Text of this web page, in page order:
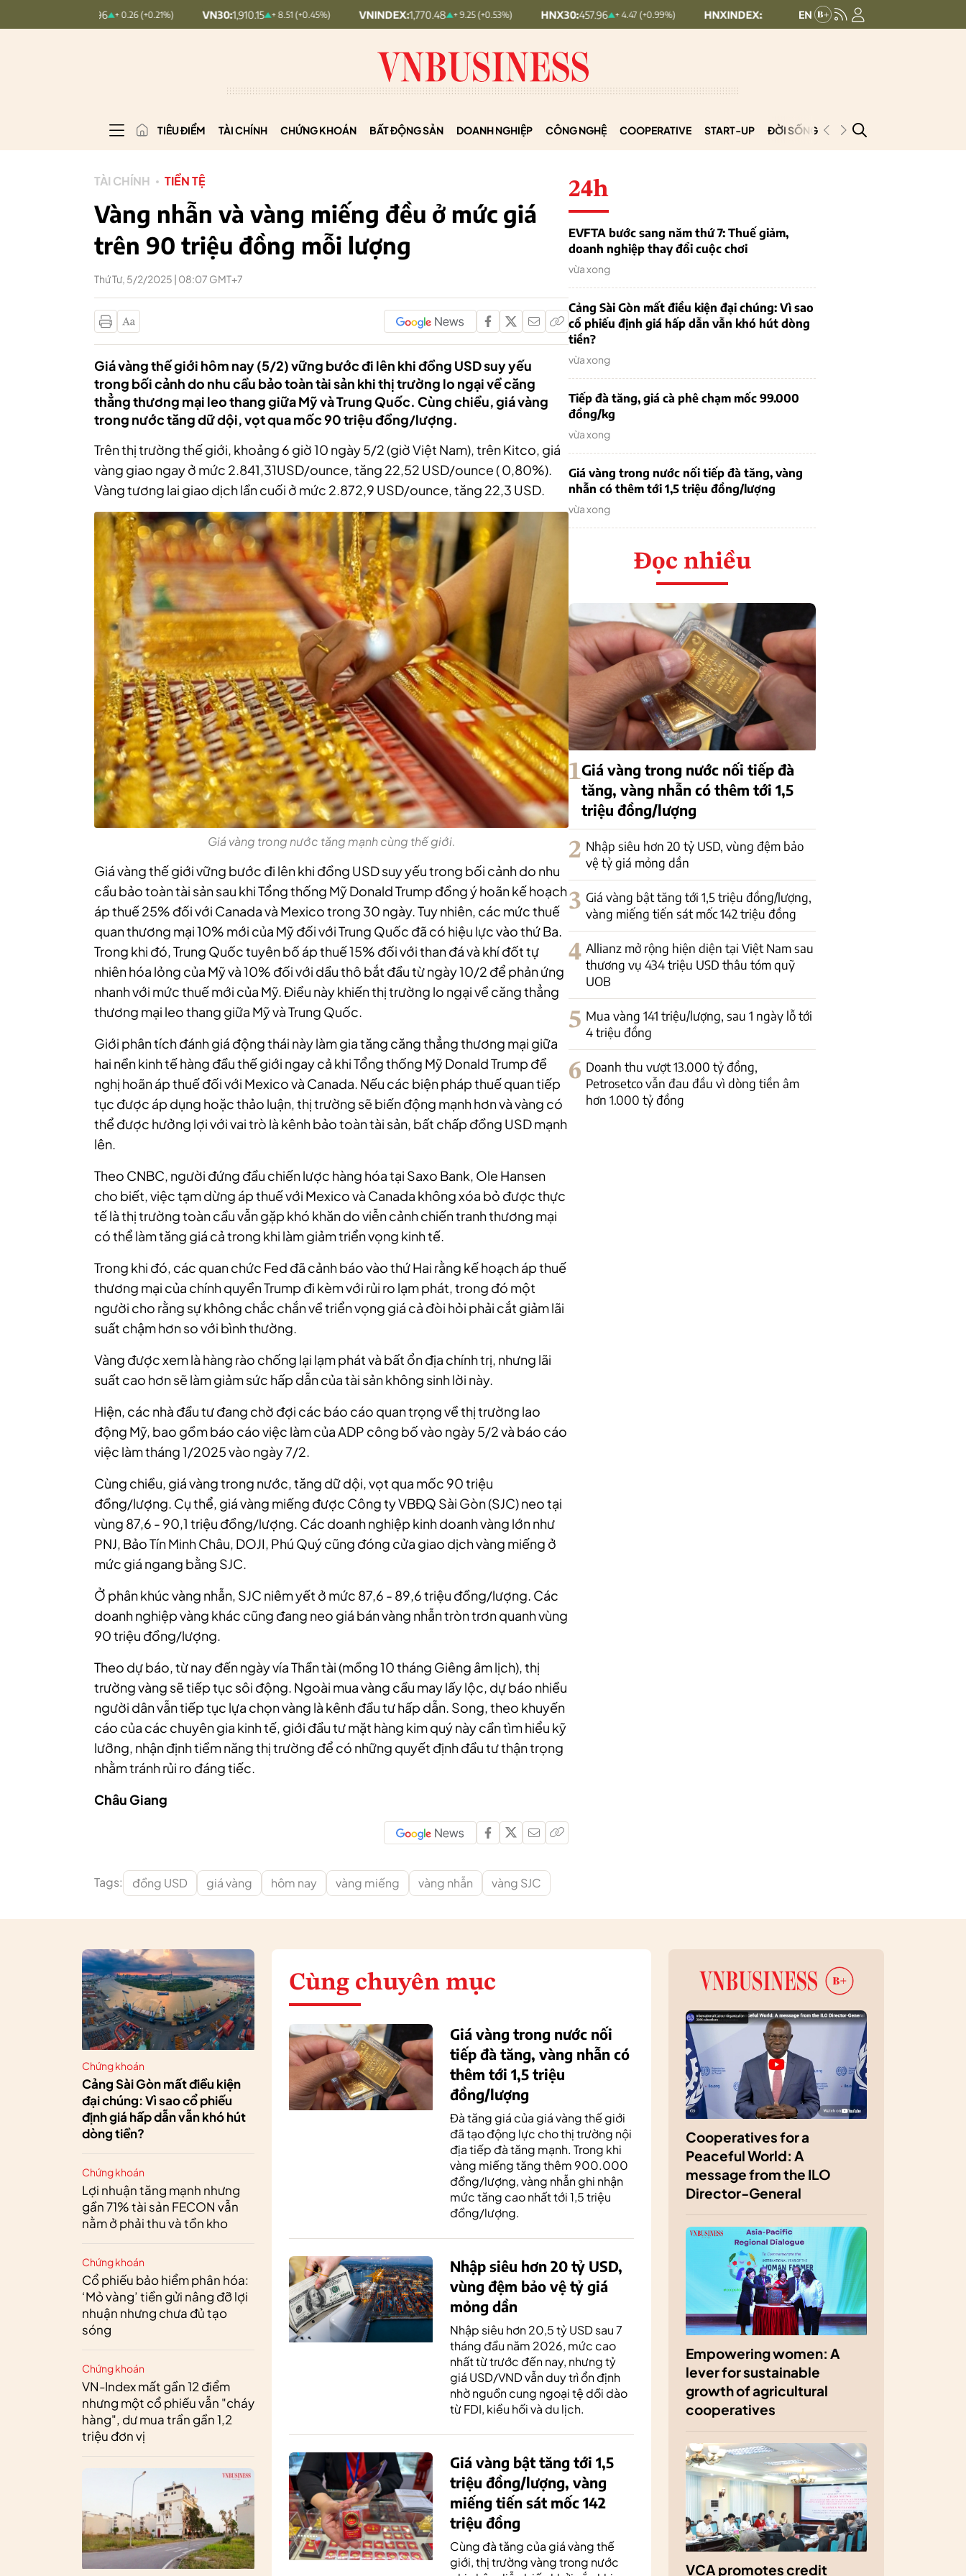
+ 0.26 (+0.21%) VN30:1,910.15 + 8.51 (+0.45%) VNINDEX: 1,770.48 + 9.25 (+0.53%) HNX30:457.96 + 4.47 (+0.99%) HNXINDEX: 292.28 0.91 (0.31%) UPCOMINDEX:
TIÊU ĐIỂM TÀI CHÍNH CHỨNG KHOÁN BẤT ĐỘNG SẢN DOANH NGHIỆP CÔNG NGHỆ COOPERATIVE START-UP ĐỜI SỐNG PODCAST
TÀI CHÍNH TIỀN TỆ
Vàng nhẫn và vàng miếng đều ở mức giá
trên 90 triệu đồng mỗi lượng
Thứ Tư, 5/2/2025 | 08:07 GMT+7
Giá vàng thế giới hôm nay (5/2) vững bước đi lên khi đồng USD suy yếu
trong bối cảnh do nhu cầu bảo toàn tài sản khi thị trường lo ngại về căng
thẳng thương mại leo thang giữa Mỹ và Trung Quốc. Cùng chiều, giá vàng
trong nước tăng dữ dội, vọt qua mốc 90 triệu đồng/lượng.
Trên thị trường thế giới, khoảng 6 giờ 10 ngày 5/2 (giờ Việt Nam), trên‏‏ Kitco, giá
vàng giao ngay ở mức 2.841,31USD/ounce, tăng 22,52 USD/ounce ( 0,80%).
Vàng tương lai giao dịch lần cuối ở mức 2.872,9 USD/ounce, tăng 22,3 USD.
Giá vàng trong nước tăng mạnh cùng thế giới.
Giá vàng thế giới vững bước đi lên khi đồng USD suy yếu trong bối cảnh do nhu
cầu bảo toàn tài sản sau khi Tổng thống Mỹ Donald Trump đồng ý hoãn kế hoạch
áp thuế 25% đối với Canada và Mexico trong 30 ngày.Tuy nhiên, các mức thuế
quan thương mại 10% mới của Mỹ đối với Trung Quốc đã có hiệu lực vào thứ Ba.
Trong khi đó, Trung Quốc tuyên bố áp thuế 15% đối với than đá và khí đốt tự
nhiên hóa lỏng của Mỹ và 10% đối với dầu thô bắt đầu từ ngày 10/2 để phản ứng
nhanh với mức thuế mới của Mỹ. Điều này khiến thị trường lo ngại về căng thẳng
thương mại leo thang giữa Mỹ và Trung Quốc.
Giới phân tích đánh giá động thái này làm gia tăng căng thẳng thương mại giữa
hai nền kinh tế hàng đầu thế giới ngay cả khi Tổng thống Mỹ Donald Trump đề
nghị hoãn áp thuế đối với Mexico và Canada. Nếu các biện pháp thuế quan tiếp
tục được áp dụng hoặc thảo luận, thị trường sẽ biến động mạnh hơn và vàng có
thể được hưởng lợi với vai trò là kênh bảo toàn tài sản, bất chấp đồng USD mạnh
lên.
Theo CNBC, người đứng đầu chiến lược hàng hóa tại Saxo Bank, Ole Hansen
cho biết, việc tạm dừng áp thuế với Mexico và Canada không xóa bỏ được thực
tế là thị trường toàn cầu vẫn gặp khó khăn do viễn cảnh chiến tranh thương mại
có thể làm tăng giá cả trong khi làm giảm triển vọng kinh tế.
Trong khi đó, các quan chức Fed đã cảnh báo vào thứ Hai rằng kế hoạch áp thuế
thương mại của chính quyền Trump đi kèm với rủi ro lạm phát, trong đó một
người cho rằng sự không chắc chắn về triển vọng giá cả đòi hỏi phải cắt giảm lãi
suất chậm hơn so với bình thường.
Vàng được xem là hàng rào chống lại lạm phát và bất ổn địa chính trị, nhưng lãi
suất cao hơn sẽ làm giảm sức hấp dẫn của tài sản không sinh lời này.
Hiện, các nhà đầu tư đang chờ đợi các báo cáo quan trọng về thị trường lao
động Mỹ, bao gồm báo cáo việc làm của ADP công bố vào ngày 5/2 và báo cáo
việc làm tháng 1/2025 vào ngày 7/2.
Cùng chiều, giá vàng trong nước, tăng dữ dội, vọt qua mốc 90 triệu
đồng/lượng. Cụ thể, giá vàng miếng được Công ty VBĐQ Sài Gòn (SJC) neo tại
vùng 87,6 - 90,1 triệu đồng/lượng. Các doanh nghiệp kinh doanh vàng lớn như
PNJ, Bảo Tín Minh Châu, DOJI, Phú Quý cũng đóng cửa giao dịch vàng miếng ở
mức giá ngang bằng SJC.
Ở phân khúc vàng nhẫn, SJC niêm yết ở mức 87,6 - 89,6 triệu đồng/lượng. Các
doanh nghiệp vàng khác cũng đang neo giá bán vàng nhẫn tròn trơn quanh vùng
90 triệu đồng/lượng.
Theo dự báo, từ nay đến ngày vía Thần tài (mồng 10 tháng Giêng âm lịch), thị
trường vàng sẽ tiếp tục sôi động. Ngoài mua vàng cầu may lấy lộc, dự báo nhiều
người dân vẫn tiếp tục lựa chọn vàng là kênh đầu tư hấp dẫn. Song, theo khuyến
cáo của các chuyên gia kinh tế, giới đầu tư mặt hàng kim quý này cần tìm hiểu kỹ
lưỡng, nhận định tiềm năng thị trường để có những quyết định đầu tư thận trọng
nhằm tránh rủi ro đáng tiếc.
Châu Giang
Tags: đồng USD giá vàng hôm nay vàng miếng vàng nhẫn vàng SJC
24h
EVFTA bước sang năm thứ 7: Thuế giảm,
doanh nghiệp thay đổi cuộc chơi
vừa xong
Cảng Sài Gòn mất điều kiện đại chúng: Vì sao
cổ phiếu định giá hấp dẫn vẫn khó hút dòng
tiền?
vừa xong
Tiếp đà tăng, giá cà phê chạm mốc 99.000
đồng/kg
vừa xong
Giá vàng trong nước nối tiếp đà tăng, vàng
nhẫn có thêm tới 1,5 triệu đồng/lượng
vừa xong
Đọc nhiều
1Giá vàng trong nước nối tiếp đà
tăng, vàng nhẫn có thêm tới 1,5
triệu đồng/lượng
2 Nhập siêu hơn 20 tỷ USD, vùng đệm bảo
vệ tỷ giá mỏng dần
3 Giá vàng bật tăng tới 1,5 triệu đồng/lượng,
vàng miếng tiến sát mốc 142 triệu đồng
4 Allianz mở rộng hiện diện tại Việt Nam sau
thương vụ 434 triệu USD thâu tóm quỹ
UOB
5 Mua vàng 141 triệu/lượng, sau 1 ngày lỗ tới
4 triệu đồng
6 Doanh thu vượt 13.000 tỷ đồng,
Petrosetco vẫn đau đầu vì dòng tiền âm
hơn 1.000 tỷ đồng
Chứng khoán
Cảng Sài Gòn mất điều kiện
đại chúng: Vì sao cổ phiếu
định giá hấp dẫn vẫn khó hút
dòng tiền?
Chứng khoán
Lợi nhuận tăng mạnh nhưng
gần 71% tài sản FECON vẫn
nằm ở phải thu và tồn kho
Chứng khoán
Cổ phiếu bảo hiểm phân hóa:
‘Mỏ vàng’ tiền gửi nâng đỡ lợi
nhuận nhưng chưa đủ tạo
sóng
Chứng khoán
VN-Index mất gần 12 điểm
nhưng một cổ phiếu vẫn "cháy
hàng", dư mua trần gần 1,2
triệu đơn vị
Cùng chuyên mục
Giá vàng trong nước nối
tiếp đà tăng, vàng nhẫn có
thêm tới 1,5 triệu
đồng/lượng
Đà tăng giá của giá vàng thế giới
đã tạo động lực cho thị trường nội
địa tiếp đà tăng mạnh. Trong khi
vàng miếng tăng thêm 900.000
đồng/lượng, vàng nhẫn ghi nhận
mức tăng cao nhất tới 1,5 triệu
đồng/lượng.
Nhập siêu hơn 20 tỷ USD,
vùng đệm bảo vệ tỷ giá
mỏng dần
Nhập siêu hơn 20,5 tỷ USD sau 7
tháng đầu năm 2026, mức cao
nhất từ trước đến nay, nhưng tỷ
giá USD/VND vẫn duy trì ổn định
nhờ nguồn cung ngoại tệ dồi dào
từ FDI, kiều hối và du lịch.
Giá vàng bật tăng tới 1,5
triệu đồng/lượng, vàng
miếng tiến sát mốc 142
triệu đồng
Cùng đà tăng của giá vàng thế
giới, thị trường vàng trong nước
Cooperatives for a
Peaceful World: A
message from the ILO
Director-General
Empowering women: A
lever for sustainable
growth of agricultural
cooperatives
VCA promotes credit